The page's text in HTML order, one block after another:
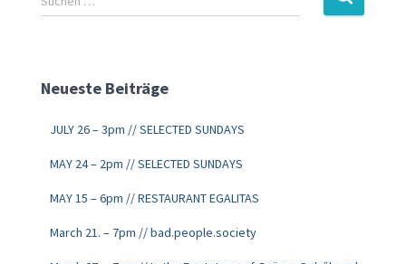
Neueste Beiträge
JULY 26 – 3pm // SELECTED SUNDAYS
MAY 24 – 2pm // SELECTED SUNDAYS
MAY 15 – 6pm // RESTAURANT EGALITAS
March 21. – 7pm // bad.people.society